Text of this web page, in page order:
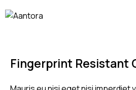
Fingerprint Resistant